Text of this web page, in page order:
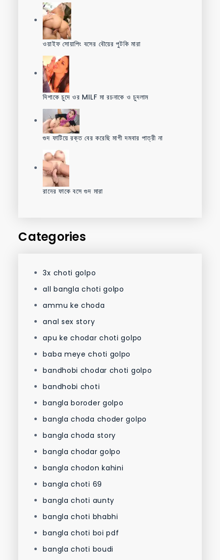
ওয়াইফ সোয়াপিং বসের বৌয়ের পুটকি মারা
দিশাকে চুদে ওর MILF মা রচনাকে ও চুদলাম
গুদ ফাটিয়ে রক্ত বের করেছি মাগী দমবার পাত্রী না
রানের ফাকে বসে গুদ মারা
Categories
3x choti golpo
all bangla choti golpo
ammu ke choda
anal sex story
apu ke chodar choti golpo
baba meye choti golpo
bandhobi chodar choti golpo
bandhobi choti
bangla boroder golpo
bangla choda choder golpo
bangla choda story
bangla chodar golpo
bangla chodon kahini
bangla choti 69
bangla choti aunty
bangla choti bhabhi
bangla choti boi pdf
bangla choti boudi